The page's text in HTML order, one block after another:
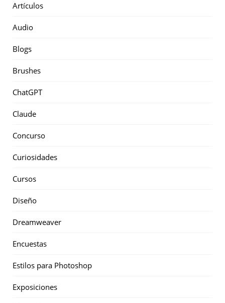
Artículos
Audio
Blogs
Brushes
ChatGPT
Claude
Concurso
Curiosidades
Cursos
Diseño
Dreamweaver
Encuestas
Estilos para Photoshop
Exposiciones